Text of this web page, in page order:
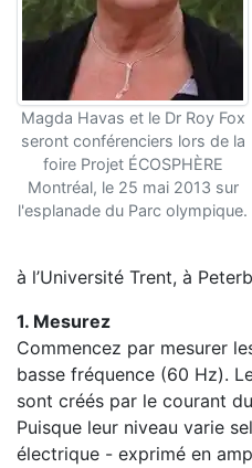
Magda Havas et le Dr Roy Fox
seront conférenciers lors de la
foire Projet ÉCOSPHÈRE
Montréal, le 25 mai 2013 sur
l'esplanade du Parc olympique.
à l’Université Trent, à
1. Mesurez
Commencez par mesurer
basse fréquence (60 Hz).
sont créés par le courant
Puisque leur niveau varie
électrique - exprimé en